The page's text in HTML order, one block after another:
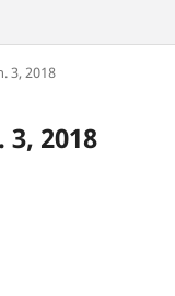
3, 2018
3, 2018